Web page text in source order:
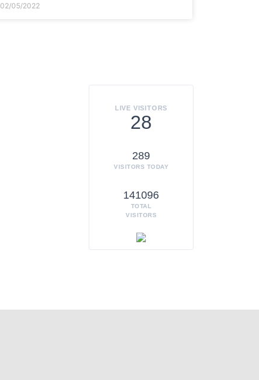
02/05/2022
LIVE VISITORS
28
289
VISITORS TODAY
141096
TOTAL
VISITORS